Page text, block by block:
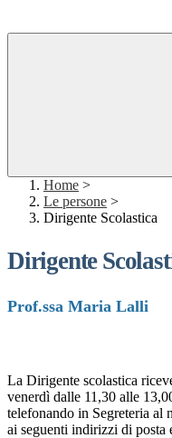
Home >
Le persone >
Dirigente Scolastica
Dirigente
Prof.ssa Maria Lalli
La Dirigente scolastica
venerdì dalle 11,30 alle
telefonando in Segreteria al
ai seguenti indirizzi di posta